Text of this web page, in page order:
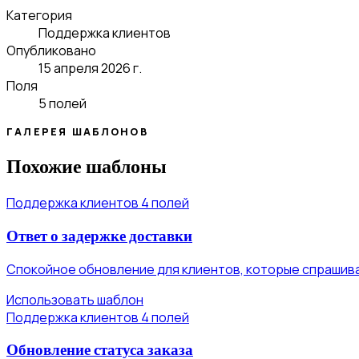
Категория
Поддержка клиентов
Опубликовано
15 апреля 2026 г.
Поля
5 полей
ГАЛЕРЕЯ ШАБЛОНОВ
Похожие шаблоны
Поддержка клиентов 4 полей
Ответ о задержке доставки
Спокойное обновление для клиентов, которые
Использовать шаблон
Поддержка клиентов 4 полей
Обновление статуса заказа